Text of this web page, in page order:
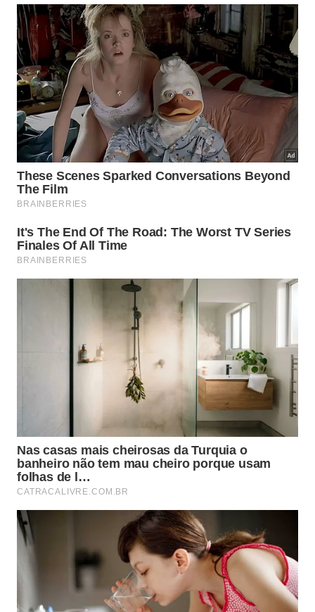
Para fazer o exercício que ajuda a deixar os
braços
firmes depois dos cinquenta, é essencial escolher
uma superfície estável, como parede lisa, bancada
fixa ou mesa resistente. A altura deve permitir que o
corpo fique levemente inclinado, sem desconforto
nos ombros ou nas costas, e com o abdômen
levemente contraído.
Seguindo uma sequência simples, é possível
executar o movimento com segurança e eficiência,
mesmo para quem está começando:
Ficar em pé, de frente para a parede ou
superfície, com os pés afastados na largura do
quadril.
Apoiar as mãos na superfície, um pouco mais
abertas que a largura dos ombros, com os dedos
apontando para cima.
Levar os pés um pouco para trás, até sentir o
corpo inclinado em linha reta, dos ombros aos
calcanhares.
Manter o abdômen levemente contraído e os